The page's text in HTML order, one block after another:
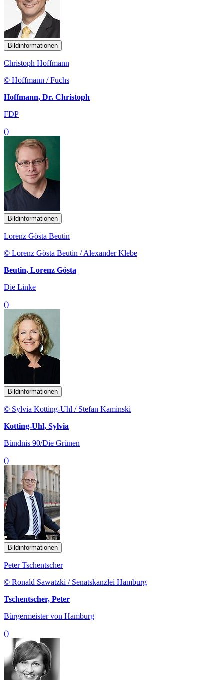
Bildinformationen
Christoph Hoffmann
© Hoffmann / Fuchs
Hoffmann, Dr. Christoph
FDP
()
Bildinformationen
Lorenz Gösta Beutin
© Lorenz Gösta Beutin / Alexander Klebe
Beutin, Lorenz Gösta
Die Linke
()
Bildinformationen
© Sylvia Kotting-Uhl / Stefan Kaminski
Kotting-Uhl, Sylvia
Bündnis 90/Die Grünen
()
Bildinformationen
Peter Tschentscher
© Ronald Sawatzki / Senatskanzlei Hamburg
Tschentscher, Peter
Bürgermeister von Hamburg
()